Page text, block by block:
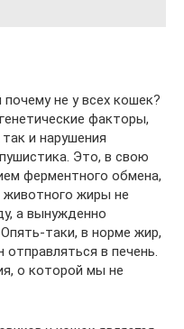
не у всех кошек?
факторы,
и нарушения
Это, в свою
ферментного обмена,
жиры не
а вынужденно
таки, в норме жир,
в печень.
о которой мы не